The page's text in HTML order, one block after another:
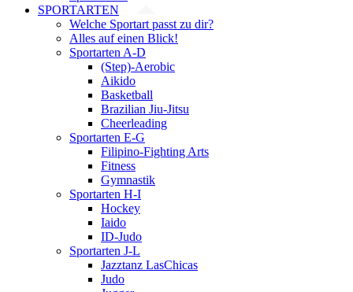
SPORTARTEN
Welche Sportart passt zu dir?
Alles auf einen Blick!
Sportarten A-D
(Step)-Aerobic
Aikido
Basketball
Brazilian Jiu-Jitsu
Cheerleading
Sportarten E-G
Filipino-Fighting Arts
Fitness
Gymnastik
Sportarten H-I
Hockey
Iaido
ID-Judo
Sportarten J-L
Jazztanz LasChicas
Judo